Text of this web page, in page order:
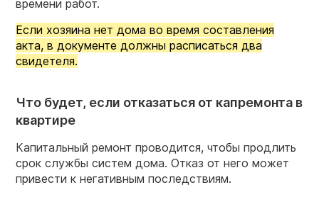
времени работ.
Если хозяина нет дома во время составления
акта, в документе должны расписаться два
свидетеля.
Что будет, если отказаться от капремонта в
квартире
Капитальный ремонт проводится, чтобы продлить
срок службы систем дома. Отказ от него может
привести к негативным последствиям.